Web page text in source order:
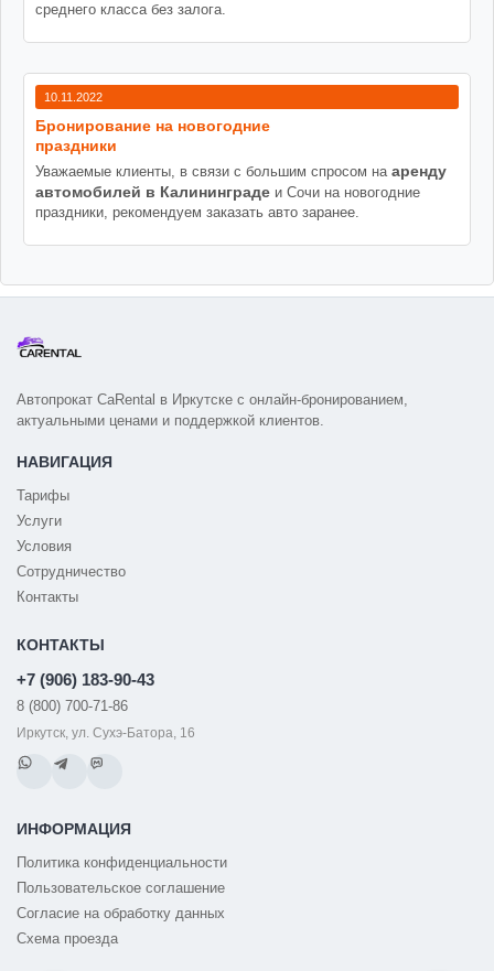
среднего класса без залога.
10.11.2022
Бронирование на новогодние
праздники
Уважаемые клиенты, в связи с большим спросом на аренду
автомобилей в Калининграде и Сочи на новогодние
праздники, рекомендуем заказать авто заранее.
Автопрокат CaRental в Иркутске с онлайн-бронированием,
актуальными ценами и поддержкой клиентов.
НАВИГАЦИЯ
Тарифы
Услуги
Условия
Сотрудничество
Контакты
КОНТАКТЫ
+7 (906) 183-90-43
8 (800) 700-71-86
Иркутск, ул. Сухэ-Батора, 16
ИНФОРМАЦИЯ
Политика конфиденциальности
Пользовательское соглашение
Согласие на обработку данных
Схема проезда